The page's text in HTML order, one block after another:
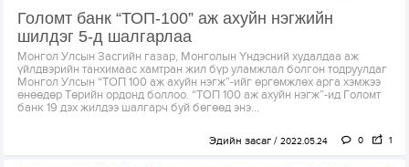
Голомт банк “ТОП-100” аж ахуйн нэгжийн
шилдэг 5-д шалгарлаа
Монгол Улсын Засгийн газар, Монголын Үндэсний худалдаа аж
үйлдвэрийн танхимаас хамтран жил бүр уламжлал болгон тодруулдаг
Монгол Улсын “ТОП 100 аж ахуйн нэгж”-ийг өргөмжлөх арга хэмжээ
өнөөдөр Төрийн ордонд боллоо. “ТОП 100 аж ахуйн нэгж”-ид Голомт
банк 19 дэх жилдээ шалгарч буй бөгөөд энэ...
Эдийн засаг 2022.05.24 0 1